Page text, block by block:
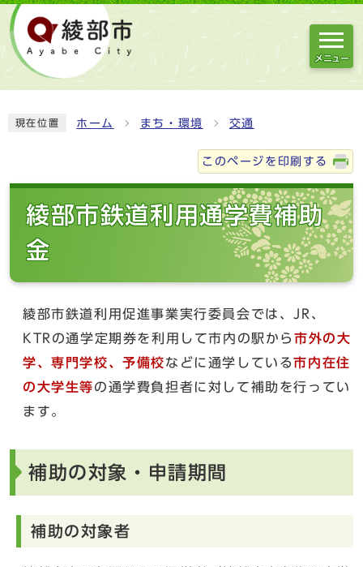
メニュー
現在位置 ホーム まち・環境 交通
このページを印刷する
綾部市鉄道利用通学費補助
金
綾部市鉄道利用促進事業実行委員会では、JR、
KTRの通学定期券を利用して市内の駅から市外の大
学、専門学校、予備校などに通学している市内在住
の大学生等の通学費負担者に対して補助を行ってい
ます。
補助の対象・申請期間
補助の対象者